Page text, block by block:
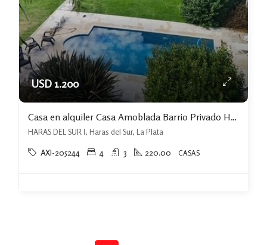
USD 1.200
Casa en alquiler Casa Amoblada Barrio Privado Haras Del Sur I
HARAS DEL SUR I, Haras del Sur, La Plata
AXI-205244 4 3 220.00 CASAS